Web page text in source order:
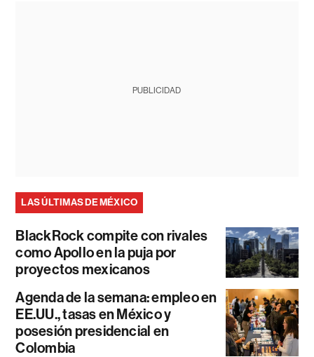
PUBLICIDAD
LAS ÚLTIMAS DE MÉXICO
BlackRock compite con rivales
como Apollo en la puja por
proyectos mexicanos
Agenda de la semana: empleo en
EE.UU., tasas en México y
posesión presidencial en
Colombia